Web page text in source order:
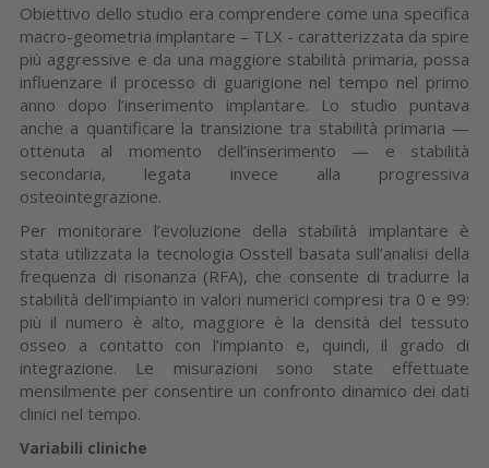
Obiettivo dello studio era comprendere come una specifica
macro-geometria implantare – TLX - caratterizzata da spire
più aggressive e da una maggiore stabilità primaria, possa
influenzare il processo di guarigione nel tempo nel primo
anno dopo l’inserimento implantare. Lo studio puntava
anche a quantificare la transizione tra stabilità primaria —
ottenuta al momento dell’inserimento — e stabilità
secondaria, legata invece alla progressiva
osteointegrazione.
Per monitorare l’evoluzione della stabilità implantare è
stata utilizzata la tecnologia Osstell basata sull’analisi della
frequenza di risonanza (RFA), che consente di tradurre la
stabilità dell’impianto in valori numerici compresi tra 0 e 99:
più il numero è alto, maggiore è la densità del tessuto
osseo a contatto con l’impianto e, quindi, il grado di
integrazione. Le misurazioni sono state effettuate
mensilmente per consentire un confronto dinamico dei dati
clinici nel tempo.
Variabili cliniche